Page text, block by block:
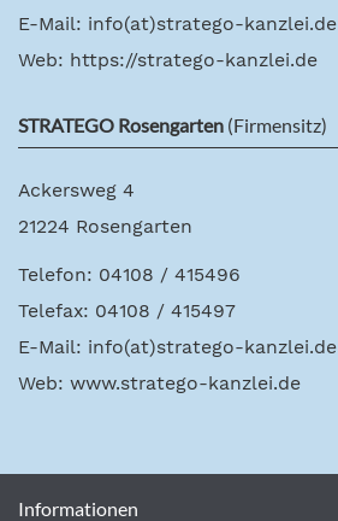
E-Mail: info(at)stratego-kanzlei.de
Web: https://stratego-kanzlei.de
STRATEGO Rosengarten (Firmensitz)
Ackersweg 4
21224 Rosengarten
Telefon: 04108 / 415496
Telefax: 04108 / 415497
E-Mail: info(at)stratego-kanzlei.de
Web: www.stratego-kanzlei.de
Informationen